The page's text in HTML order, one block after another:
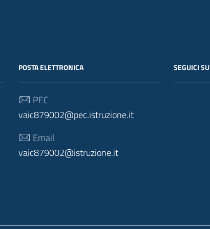
POSTA ELETTRONICA
PEC
vaic879002@pec.istruzione.it
Email
vaic879002@istruzione.it
SEGUICI SU